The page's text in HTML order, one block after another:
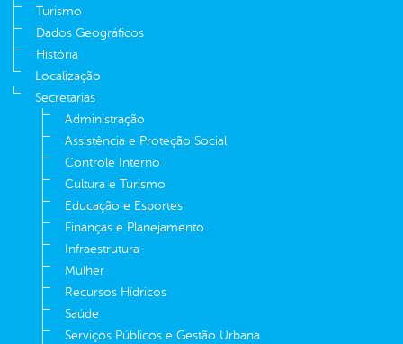
Turismo
Dados Geográficos
História
Localização
Secretarias
Administração
Assistência e Proteção Social
Controle Interno
Cultura e Turismo
Educação e Esportes
Finanças e Planejamento
Infraestrutura
Mulher
Recursos Hídricos
Saúde
Serviços Públicos e Gestão Urbana